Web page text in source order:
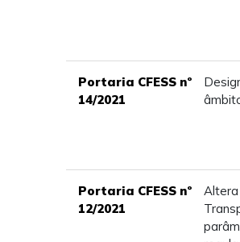
Portaria CFESS nº
14/2021
Portaria CFESS nº
12/2021
Altera